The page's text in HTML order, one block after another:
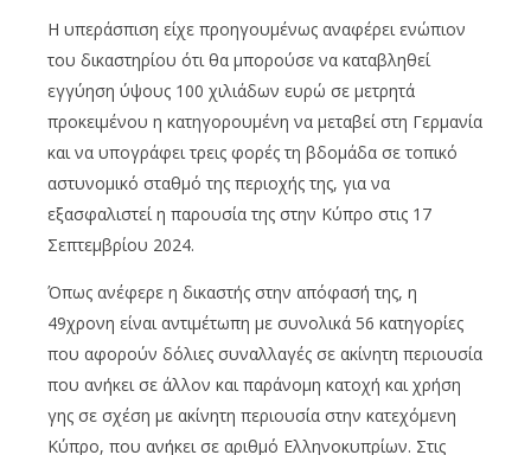
Η υπεράσπιση είχε προηγουμένως αναφέρει ενώπιον
του δικαστηρίου ότι θα μπορούσε να καταβληθεί
εγγύηση ύψους 100 χιλιάδων ευρώ σε μετρητά
προκειμένου η κατηγορουμένη να μεταβεί στη Γερμανία
και να υπογράφει τρεις φορές τη βδομάδα σε τοπικό
αστυνομικό σταθμό της περιοχής της, για να
εξασφαλιστεί η παρουσία της στην Κύπρο στις 17
Σεπτεμβρίου 2024.
Όπως ανέφερε η δικαστής στην απόφασή της, η
49χρονη είναι αντιμέτωπη με συνολικά 56 κατηγορίες
που αφορούν δόλιες συναλλαγές σε ακίνητη περιουσία
που ανήκει σε άλλον και παράνομη κατοχή και χρήση
γης σε σχέση με ακίνητη περιουσία στην κατεχόμενη
Κύπρο, που ανήκει σε αριθμό Ελληνοκυπρίων. Στις